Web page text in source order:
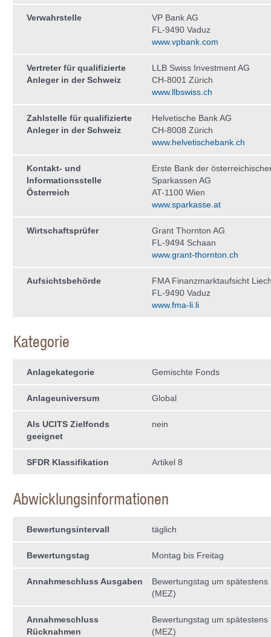
Verwahrstelle
VP Bank AG
FL-9490 Vaduz
www.vpbank.com
Vertreter für qualifizierte
Anleger in der Schweiz
LLB Swiss Investment AG
CH-8001 Zürich
www.llbswiss.ch
Zahlstelle für qualifizierte
Anleger in der Schweiz
Helvetische Bank AG
CH-8008 Zürich
www.helvetischebank.ch
Kontakt- und
Informationsstelle
Österreich
Erste Bank der
Sparkassen AG
AT-1100 Wien
www.sparkasse.at
Wirtschaftsprüfer
Grant Thornton AG
FL-9494 Schaan
www.grant-thornton.ch
Aufsichtsbehörde
FMA Finanzmarktaufsicht
FL-9490 Vaduz
www.fma-li.li
Kategorie
Anlagekategorie Gemischte Fonds
Anlageuniversum Global
Als UCITS Zielfonds
geeignet
nein
SFDR Klassifikation Artikel 8
Abwicklungsinformationen
Bewertungsintervall täglich
Bewertungstag Montag bis Freitag
Annahmeschluss Ausgaben
Bewertungstag um spätestens
(MEZ)
Annahmeschluss
Rücknahmen
Bewertungstag um spätestens
(MEZ)